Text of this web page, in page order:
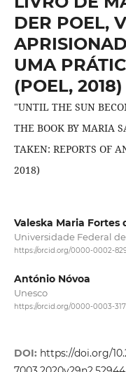
DER POEL,
UMA
(POEL, 2018)
"UNTIL THE SUN
THE BOOK BY MARIA
TAKEN: REPORTS OF
2018)
Valeska Maria Fortes
Universidade Federal
https://orcid.org/0000-0002-
António Nóvoa
Unesco
https://orcid.org/0000-0003-
DOI: https://doi.org/